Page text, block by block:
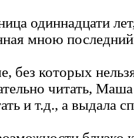
одиннадцати
мною
без которых
читать,
и т.д., а выдала